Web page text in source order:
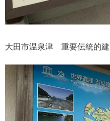
大田市温泉津 重要伝統的建